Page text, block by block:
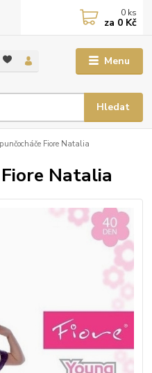
Menu
Hledat
0 ks
za 0 Kč
Fiore Natalia
Natalia